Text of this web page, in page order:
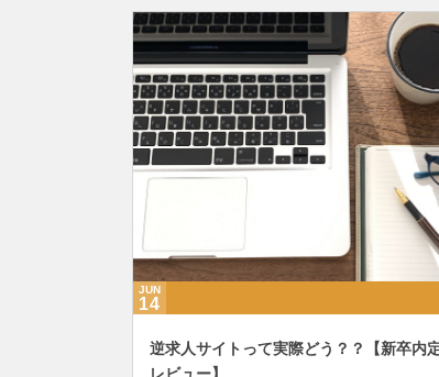
し、実際のところインターンは就活にどれだけ
JUN
14
逆求人サイトって実際どう？？【新卒内